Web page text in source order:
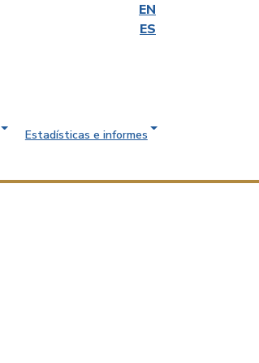
EN
ES
Estadísticas e informes